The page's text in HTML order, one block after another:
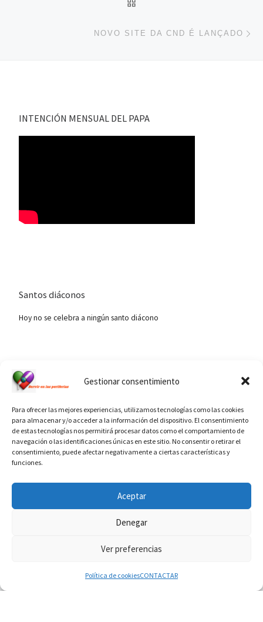
Gestionar consentimiento
Para ofrecer las mejores experiencias, utilizamos tecnologías como las cookies
para almacenar y/o acceder a la información del dispositivo. El consentimiento
de estas tecnologías nos permitirá procesar datos como el comportamiento de
navegación o las identificaciones únicas en este sitio. No consentir o retirar el
consentimiento, puede afectar negativamente a ciertas características y
funciones.
Aceptar
Denegar
Ver preferencias
Política de cookiesCONTACTAR
NOVO SITE DA CND É LANÇADO
INTENCIÓN MENSUAL DEL PAPA
Santos diáconos
Hoy no se celebra a ningún santo diácono
Diaconado permanente– Todos los derechos reservados
WP